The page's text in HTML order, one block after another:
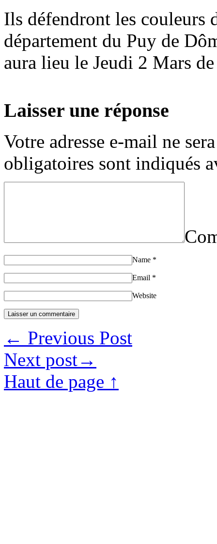
Ils défendront les couleurs
département du Puy de
aura lieu le Jeudi 2 Mars
Laisser une réponse
Votre adresse e-mail ne
obligatoires sont indiqués
Name *
Email *
Website
← Previous Post
Next post→
Haut de page ↑